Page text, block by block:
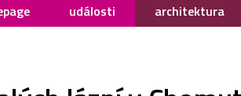
události architektura